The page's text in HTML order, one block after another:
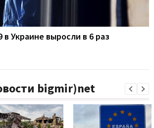
в Украине выросли в 6 раз
bigmir)net